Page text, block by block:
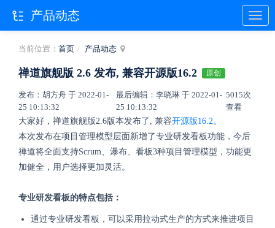
当前位置： 首页 产品动态
禅道旗舰版 2.6 发布, 兼容开源版16.2 原创
发布：胡方舟 于 2022-01-
25 10:13:32
最后编辑：李晓琳 于 2022-01-
25 10:13:32
5015次
查看
大家好，禅道旗舰版2.6版本发布了, 兼容开源版16.2。
本次发布在项目管理模型层面新增了专业研发看板功能，今后
禅道将全面支持Scrum、瀑布、看板3种项目管理模型，功能更
加健全，用户选择更加灵活。
专业研发看板的特点包括：
通过专业研发看板，可以采用拉动式生产的方式来推进项目
产品动态